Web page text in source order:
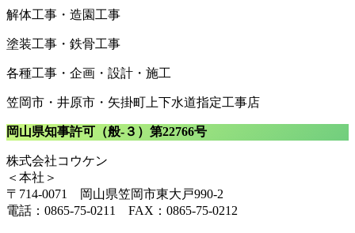
解体工事・造園工事
塗装工事・鉄骨工事
各種工事・企画・設計・施工
笠岡市・井原市・矢掛町上下水道指定工事店
岡山県知事許可（般-３）第22766号
株式会社コウケン
＜本社＞
〒714-0071 岡山県笠岡市東大戸990-2
電話：0865-75-0211 FAX：0865-75-0212